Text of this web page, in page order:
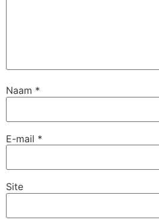
Naam *
E-mail *
Site